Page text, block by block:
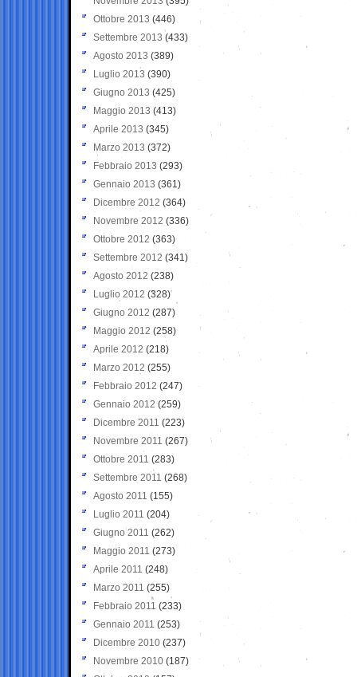
Ottobre 2013 (446)
Settembre 2013 (433)
Agosto 2013 (389)
Luglio 2013 (390)
Giugno 2013 (425)
Maggio 2013 (413)
Aprile 2013 (345)
Marzo 2013 (372)
Febbraio 2013 (293)
Gennaio 2013 (361)
Dicembre 2012 (364)
Novembre 2012 (336)
Ottobre 2012 (363)
Settembre 2012 (341)
Agosto 2012 (238)
Luglio 2012 (328)
Giugno 2012 (287)
Maggio 2012 (258)
Aprile 2012 (218)
Marzo 2012 (255)
Febbraio 2012 (247)
Gennaio 2012 (259)
Dicembre 2011 (223)
Novembre 2011 (267)
Ottobre 2011 (283)
Settembre 2011 (268)
Agosto 2011 (155)
Luglio 2011 (204)
Giugno 2011 (262)
Maggio 2011 (273)
Aprile 2011 (248)
Marzo 2011 (255)
Febbraio 2011 (233)
Gennaio 2011 (253)
Dicembre 2010 (237)
Novembre 2010 (187)